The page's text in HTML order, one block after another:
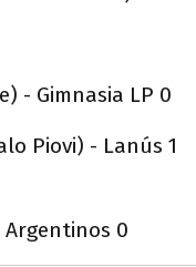
- Gimnasia LP 0
Piovi) - Lanús 1
Argentinos 0